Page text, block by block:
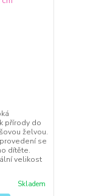
přírody do
želvou.
se
dítěte.
velikost
Skladem